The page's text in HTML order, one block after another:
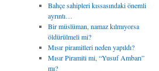
Bahçe sahipleri kıssasındaki önemli
ayrıntı…
Bir müslüman, namaz kılmıyorsa
öldürülmeli mi?
Mısır piramitleri neden yapıldı?
Mısır Piramiti mi, “Yusuf Ambarı”
mı?